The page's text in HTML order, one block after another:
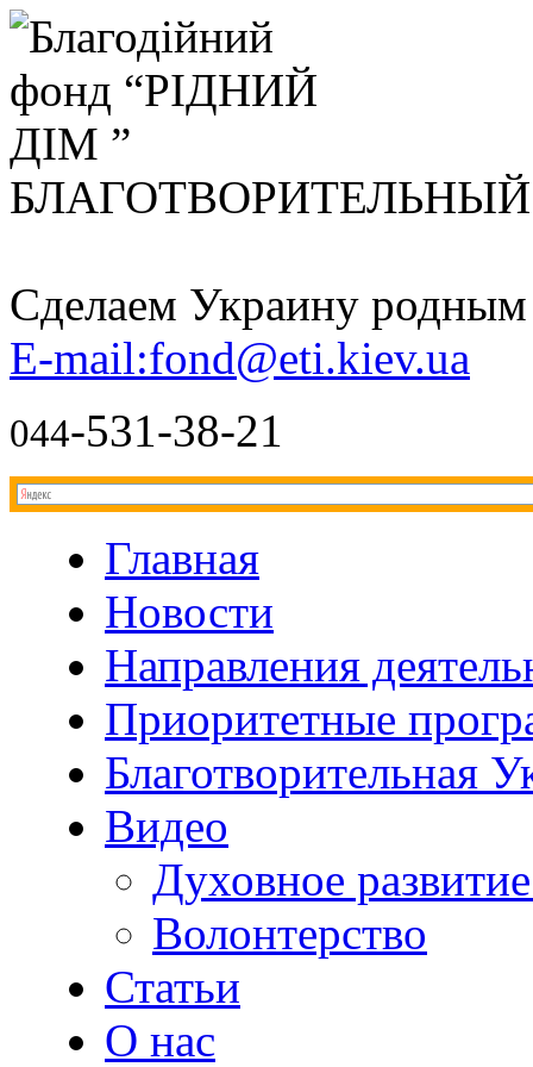
Сделаем Украину родным
E-mail:fond@eti.kiev.ua
044-531-38-21
Главная
Новости
Направления
Приоритетные
Благотворительная
Видео
Духовное
Волонтерство
Статьи
О нас